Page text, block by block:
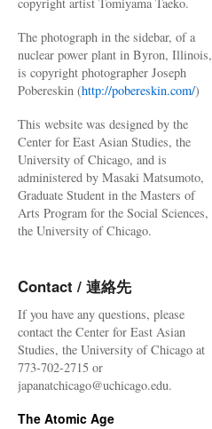
The photograph in the sidebar, of a
nuclear power plant in Byron, Illinois,
is copyright photographer Joseph
Pobereskin (http://pobereskin.com/)
This website was designed by the
Center for East Asian Studies, the
University of Chicago, and is
administered by Masaki Matsumoto,
Graduate Student in the Masters of
Arts Program for the Social Sciences,
the University of Chicago.
Contact / 連絡先
If you have any questions, please
contact the Center for East Asian
Studies, the University of Chicago at
773-702-2715 or
japanatchicago@uchicago.edu.
The Atomic Age